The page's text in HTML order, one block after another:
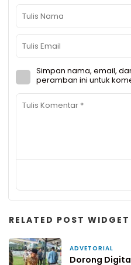
Simpan nama, email,
peramban ini untuk
RELATED POST
ADVETORIAL
Dorong